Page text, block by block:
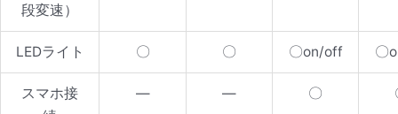
段変速）
LEDライト 〇 〇 〇on/off 〇
スマホ接
— — 〇